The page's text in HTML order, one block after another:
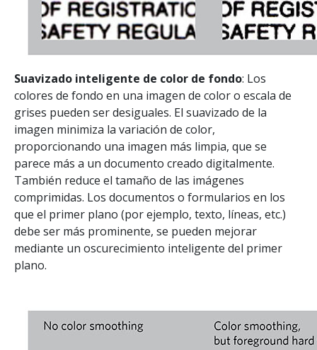
Suavizado inteligente de color de fondo: Los
colores de fondo en una imagen de color o escala de
grises pueden ser desiguales. El suavizado de la
imagen minimiza la variación de color,
proporcionando una imagen más limpia, que se
parece más a un documento creado digitalmente.
También reduce el tamaño de las imágenes
comprimidas. Los documentos o formularios en los
que el primer plano (por ejemplo, texto, líneas, etc.)
debe ser más prominente, se pueden mejorar
mediante un oscurecimiento inteligente del primer
plano.